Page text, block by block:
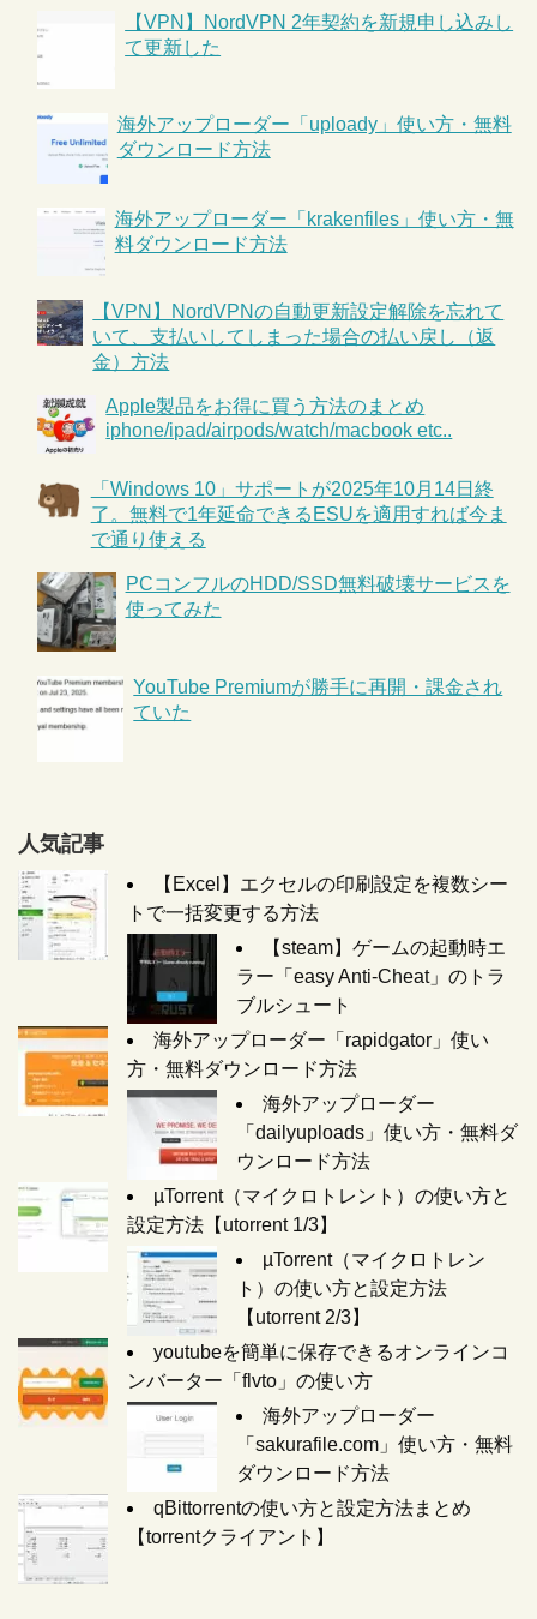
【VPN】NordVPN 2年契約を新規申し込みし
て更新した
海外アップローダー「uploady」使い方・無料
ダウンロード方法
海外アップローダー「krakenfiles」使い方・無
料ダウンロード方法
【VPN】NordVPNの自動更新設定解除を忘れて
いて、支払いしてしまった場合の払い戻し（返
金）方法
Apple製品をお得に買う方法のまとめ
iphone/ipad/airpods/watch/macbook etc..
「Windows 10」サポートが2025年10月14日終
了。無料で1年延命できるESUを適用すれば今ま
で通り使える
PCコンフルのHDD/SSD無料破壊サービスを
使ってみた
YouTube Premiumが勝手に再開・課金され
ていた
人気記事
【Excel】エクセルの印刷設定を複数シー
トで一括変更する方法
【steam】ゲームの起動時エ
ラー「easy Anti-Cheat」のトラ
ブルシュート
海外アップローダー「rapidgator」使い
方・無料ダウンロード方法
海外アップローダー
「dailyuploads」使い方・無料ダ
ウンロード方法
µTorrent（マイクロトレント）の使い方と
設定方法【utorrent 1/3】
µTorrent（マイクロトレン
ト）の使い方と設定方法
【utorrent 2/3】
youtubeを簡単に保存できるオンラインコ
ンバーター「flvto」の使い方
海外アップローダー
「sakurafile.com」使い方・無料
ダウンロード方法
qBittorrentの使い方と設定方法まとめ
【torrentクライアント】